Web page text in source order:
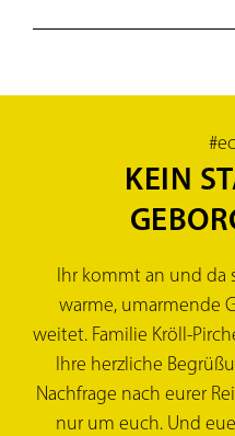
KEIN
Ihr kommt an und da
warme, umarmende
weitet. Familie Kröll-
Ihre herzliche
Nachfrage nach eurer
nur um euch. Und